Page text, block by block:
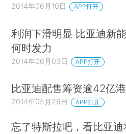
2014年06月10日 APP打开
利润下滑明显 比亚迪新
何时发力
2014年06月03日 APP打开
比亚迪配售筹资逾42亿
2014年05月26日 APP打开
忘了特斯拉吧，看比亚